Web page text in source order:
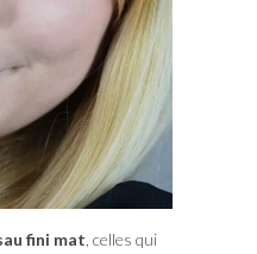
fini mat , celles qui